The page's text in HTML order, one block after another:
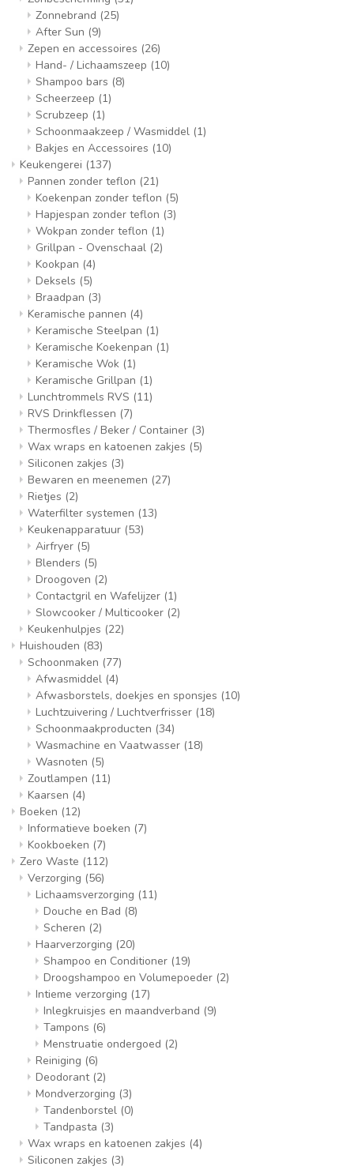
Zonnebrand (25)
After Sun (9)
Zepen en accessoires (26)
Hand- / Lichaamszeep (10)
Shampoo bars (8)
Scheerzeep (1)
Scrubzeep (1)
Schoonmaakzeep / Wasmiddel (1)
Bakjes en Accessoires (10)
Keukengerei (137)
Pannen zonder teflon (21)
Koekenpan zonder teflon (5)
Hapjespan zonder teflon (3)
Wokpan zonder teflon (1)
Grillpan - Ovenschaal (2)
Kookpan (4)
Deksels (5)
Braadpan (3)
Keramische pannen (4)
Keramische Steelpan (1)
Keramische Koekenpan (1)
Keramische Wok (1)
Keramische Grillpan (1)
Lunchtrommels RVS (11)
RVS Drinkflessen (7)
Thermosfles / Beker / Container (3)
Wax wraps en katoenen zakjes (5)
Siliconen zakjes (3)
Bewaren en meenemen (27)
Rietjes (2)
Waterfilter systemen (13)
Keukenapparatuur (53)
Airfryer (5)
Blenders (5)
Droogoven (2)
Contactgril en Wafelijzer (1)
Slowcooker / Multicooker (2)
Keukenhulpjes (22)
Huishouden (83)
Schoonmaken (77)
Afwasmiddel (4)
Afwasborstels, doekjes en sponsjes (10)
Luchtzuivering / Luchtverfrisser (18)
Schoonmaakproducten (34)
Wasmachine en Vaatwasser (18)
Wasnoten (5)
Zoutlampen (11)
Kaarsen (4)
Boeken (12)
Informatieve boeken (7)
Kookboeken (7)
Zero Waste (112)
Verzorging (56)
Lichaamsverzorging (11)
Douche en Bad (8)
Scheren (2)
Haarverzorging (20)
Shampoo en Conditioner (19)
Droogshampoo en Volumepoeder (2)
Intieme verzorging (17)
Inlegkruisjes en maandverband (9)
Tampons (6)
Menstruatie ondergoed (2)
Reiniging (6)
Deodorant (2)
Mondverzorging (3)
Tandenborstel (0)
Tandpasta (3)
Wax wraps en katoenen zakjes (4)
Siliconen zakjes (3)